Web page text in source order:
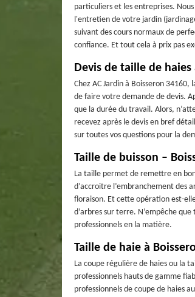
particuliers et les entreprises.
l'entretien de votre jardin
suivant des cours normaux de
confiance. Et tout cela à prix pas
Devis de taille de haies
Chez AC Jardin à Boisseron
de faire votre demande de devis.
que la durée du travail. Alors,
recevez après le devis en bref
sur toutes vos questions pour la
Taille de buisson –
La taille permet de remettre en
d’accroitre l’embranchement des
floraison. Et cette opération est-
d’arbres sur terre. N’empêche
professionnels en la matière.
Taille de haie à
La coupe régulière de haies ou la
professionnels hauts de gamme
professionnels de coupe de haies